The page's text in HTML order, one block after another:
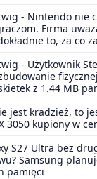
- Nintendo nie
Firma
to, za co
- Użytkownik
z 1.44 MB
jest kradzież, to
3050 kupiony w
S27 Ultra bez
Samsung
pamięci